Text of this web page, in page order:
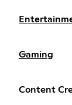
Gaming
Content